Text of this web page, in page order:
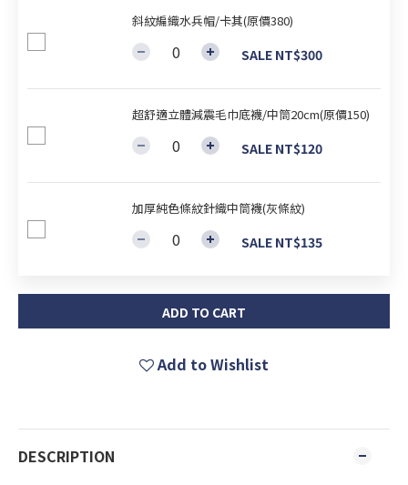
斜紋編織水兵帽/卡其(原價380)
SALE NT$300
超舒適立體減震毛巾底襪/中筒20cm(原價150)
SALE NT$120
加厚純色條紋針織中筒襪(灰條紋)
SALE NT$135
ADD TO CART
Add to Wishlist
DESCRIPTION